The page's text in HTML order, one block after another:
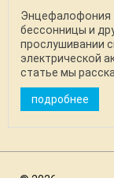
Энцефалофония
бессонницы и
прослушивании
электрической
статье мы
кого ...
подробнее